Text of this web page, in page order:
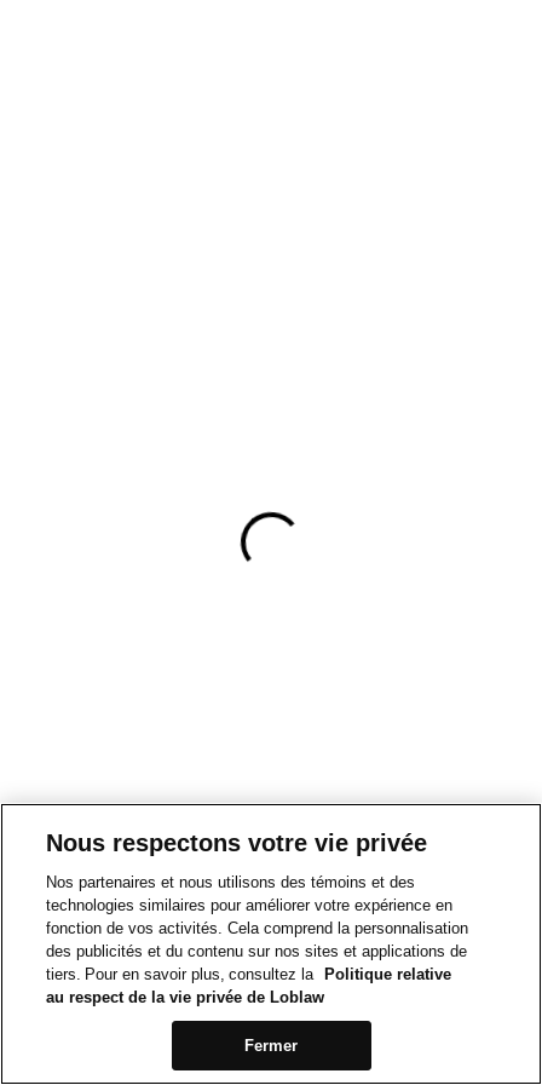
Nous respectons votre vie privée
Nos partenaires et nous utilisons des témoins et des
technologies similaires pour améliorer votre expérience en
fonction de vos activités. Cela comprend la personnalisation
des publicités et du contenu sur nos sites et applications de
tiers. Pour en savoir plus, consultez la
Politique relative
au respect de la vie privée de Loblaw
Fermer